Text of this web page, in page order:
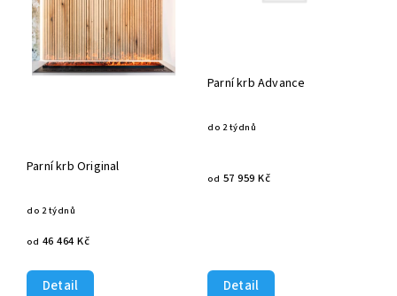
Parní krb Original
do 2 týdnů
od 46 464 Kč
Detail
Parní krb Advance
do 2 týdnů
od 57 959 Kč
Detail